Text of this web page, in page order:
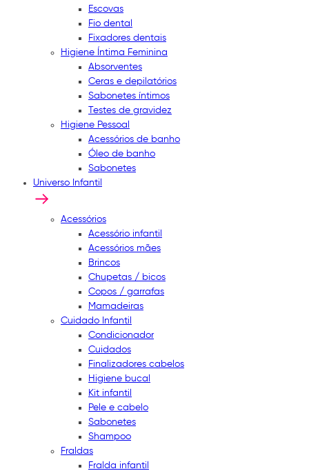
Escovas
Fio dental
Fixadores dentais
Higiene Íntima Feminina
Absorventes
Ceras e depilatórios
Sabonetes íntimos
Testes de gravidez
Higiene Pessoal
Acessórios de banho
Óleo de banho
Sabonetes
Universo Infantil
Acessórios
Acessório infantil
Acessórios mães
Brincos
Chupetas / bicos
Copos / garrafas
Mamadeiras
Cuidado Infantil
Condicionador
Cuidados
Finalizadores cabelos
Higiene bucal
Kit infantil
Pele e cabelo
Sabonetes
Shampoo
Fraldas
Fralda infantil